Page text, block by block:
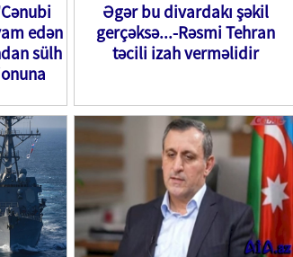
edən
sülh
Əgər bu divardakı şəkil
gerçəksə...-Rəsmi Tehran
təcili izah verməlidir